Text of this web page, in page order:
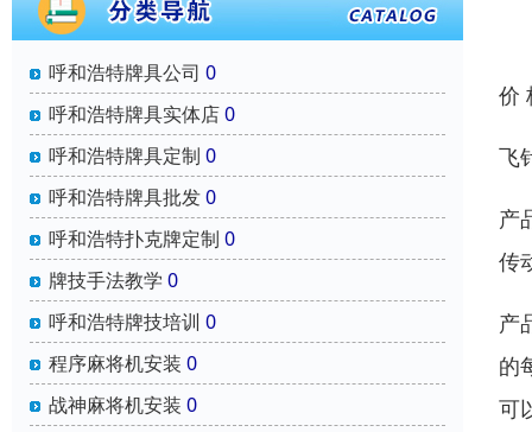
呼和浩特牌具公司 0
呼和浩特牌具实体店0
呼和浩特牌具定制 0
呼和浩特牌具批发0
呼和浩特扑克牌定制 0
牌技手法教学 0
呼和浩特牌技培训 0
程序麻将机安装 0
战神麻将机安装 0
价
飞
产
传
产
的
可